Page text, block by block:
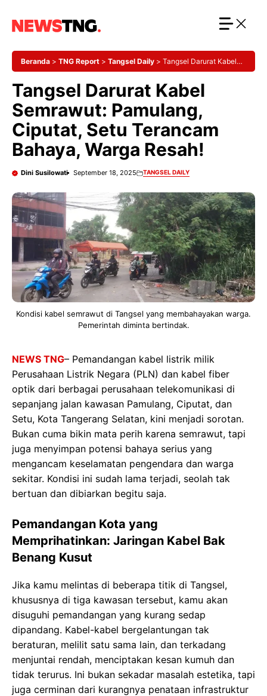
Beranda > TNG Report > Tangsel Daily > Tangsel Darurat Kabel
Resah!
Tangsel Darurat Kabel
Semrawut: Pamulang,
Ciputat, Setu Terancam
Bahaya, Warga Resah!
Dini Susilowati September 18, 2025 TANGSEL DAILY
Kondisi kabel semrawut di Tangsel yang membahayakan warga.
Pemerintah diminta bertindak.
NEWS TNG– Pemandangan kabel listrik milik
Perusahaan Listrik Negara (PLN) dan kabel fiber
optik dari berbagai perusahaan telekomunikasi di
sepanjang jalan kawasan Pamulang, Ciputat, dan
Setu, Kota Tangerang Selatan, kini menjadi sorotan.
Bukan cuma bikin mata perih karena semrawut, tapi
juga menyimpan potensi bahaya serius yang
mengancam keselamatan pengendara dan warga
sekitar. Kondisi ini sudah lama terjadi, seolah tak
bertuan dan dibiarkan begitu saja.
Pemandangan Kota yang
Memprihatinkan: Jaringan Kabel Bak
Benang Kusut
Jika kamu melintas di beberapa titik di Tangsel,
khususnya di tiga kawasan tersebut, kamu akan
disuguhi pemandangan yang kurang sedap
dipandang. Kabel-kabel bergelantungan tak
beraturan, melilit satu sama lain, dan terkadang
menjuntai rendah, menciptakan kesan kumuh dan
tidak terurus. Ini bukan sekadar masalah estetika, tapi
juga cerminan dari kurangnya penataan infrastruktur